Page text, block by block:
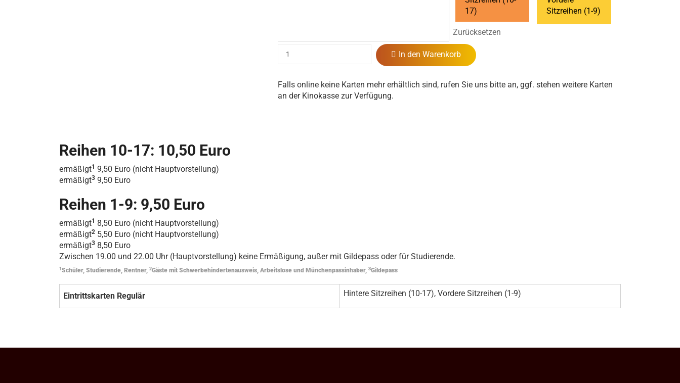
17)
Sitzreihen (1-9)
Zurücksetzen
In den Warenkorb
Falls online keine Karten mehr erhältlich sind, rufen Sie uns bitte an, ggf. stehen weitere Karten
an der Kinokasse zur Verfügung.
Reihen 10-17: 10,50 Euro
ermäßigt1 9,50 Euro (nicht Hauptvorstellung)
ermäßigt3 9,50 Euro
Reihen 1-9: 9,50 Euro
ermäßigt1 8,50 Euro (nicht Hauptvorstellung)
ermäßigt2 5,50 Euro (nicht Hauptvorstellung)
ermäßigt3 8,50 Euro
Zwischen 19.00 und 22.00 Uhr (Hauptvorstellung) keine Ermäßigung, außer mit Gildepass oder für Studierende.
1 Schüler, Studierende, Rentner, 2Gäste mit Schwerbehindertenausweis, Arbeitslose und Münchenpassinhaber, 3Gildepass
Eintrittskarten Regulär Hintere Sitzreihen (10-17), Vordere Sitzreihen (1-9)